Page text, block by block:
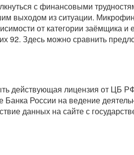
с финансовыми
выходом из ситуации.
от категории заёмщика
92. Здесь можно сравнить
действующая лицензия от ЦБ
России на ведение
данных на сайте с